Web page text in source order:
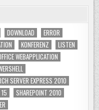
DOWNLOAD
ERROR
KONFERENZ
LISTEN
WEBAPPLICATION
SERVER EXPRESS 2010
SHAREPOINT 2010